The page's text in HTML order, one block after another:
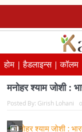
होम |हैडलाइन्स |
मनोहर श्याम जोशी :
Posted By: Girish Lohani